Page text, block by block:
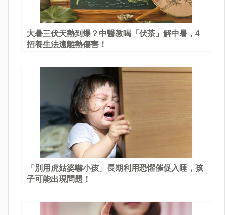
大暑三伏天熱到爆？中醫教喝「伏茶」解中暑，4
招養生法遠離熱傷害！
「別用虎姑婆嚇小孩」長期利用恐懼催促入睡，孩
子可能出現問題！